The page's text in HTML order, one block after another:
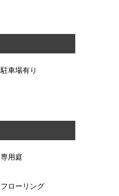
駐車場有り
専用庭
フローリング